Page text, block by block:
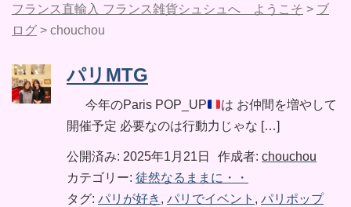
フランス直輸入 フランス雑貨シュシュへ ようこそ > ブ
ログ > chouchou
パリMTG
今年のParis POP_UP
は お仲間を増やして
開催予定 必要なのは行動力じゃな […]
公開済み: 2025年1月21日 作成者: chouchou
カテゴリー: 徒然なるままに・・
タグ: パリが好き , パリでイベント , パリポップ